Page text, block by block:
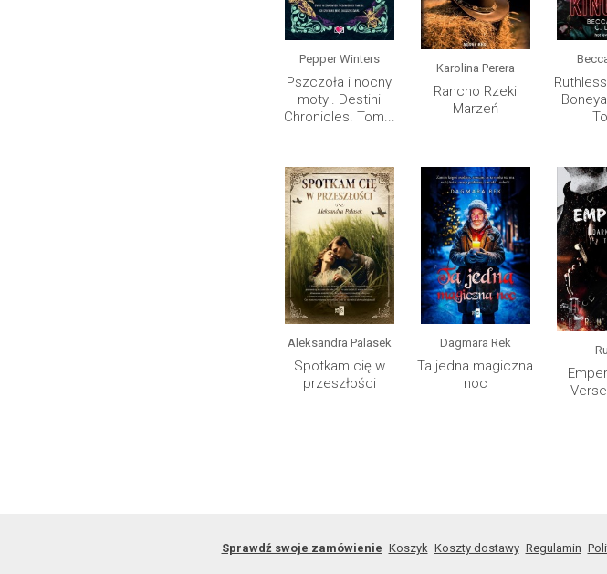
Pepper Winters
Pszczoła i nocny
motyl. Destini
Chronicles. Tom...
Karolina Perera
Rancho Rzeki
Marzeń
Aleksandra Palasek
Spotkam cię w
przeszłości
Dagmara Rek
Ta jedna magiczna
noc
Sprawdź swoje zamówienie Koszyk Koszty dostawy Regulamin